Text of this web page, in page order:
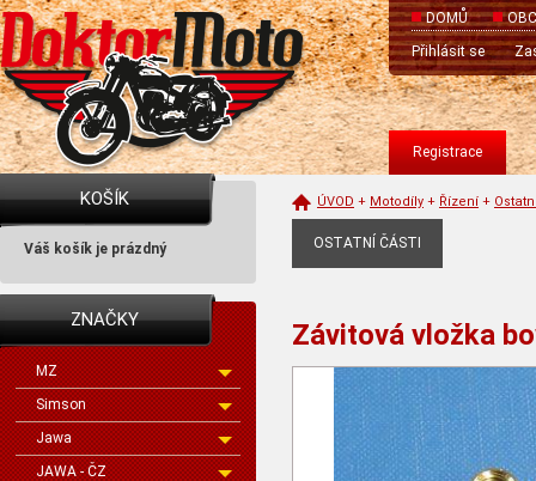
DOMŮ
Přihlásit se
Registrace
KOŠÍK
Váš košík je prázdný
ZNAČKY
MZ
Simson
Jawa
JAWA - ČZ
ÚVOD + Motodíly + Řízení +
OSTATNÍ ČÁSTI
Závitová vložka